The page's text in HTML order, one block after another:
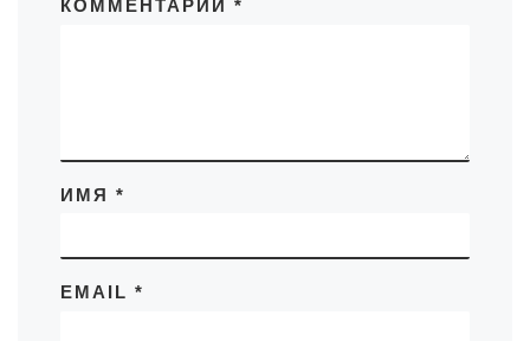
КОММЕНТАРИЙ*
ИМЯ*
EMAIL*